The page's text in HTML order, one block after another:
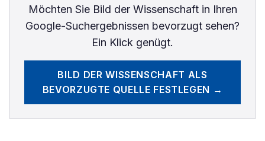
Möchten Sie Bild der Wissenschaftin Ihren
Google-Suchergebnissen bevorzugt sehen?
Ein Klick genügt.
BILD DER WISSENSCHAFT ALS
BEVORZUGTE QUELLE FESTLEGEN →